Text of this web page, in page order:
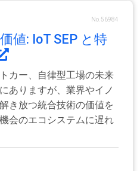
No.56984
値: IoT SEP と特
カー、自律型工場の未来
ありますが、業界やイノ
き放つ統合技術の価値を
会のエコシステムに遅れ